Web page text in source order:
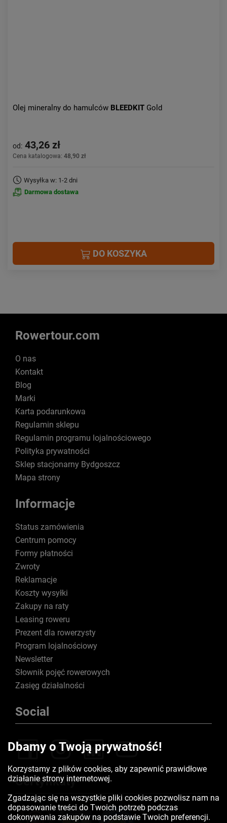
Olej mineralny do hamulców BLEEDKIT Gold
od: 43,26 zł
Cena katalogowa: 48,90 zł
Wysyłka w: 1-2 dni
Darmowa dostawa
DO KOSZYKA
Rowertour.com
O nas
Kontakt
Blog
Marki
Karta podarunkowa
Regulamin sklepu
Regulamin programu lojalnościowego
Polityka prywatności
Sklep stacjonarny Bydgoszcz
Mapa strony
Informacje
Status zamówienia
Centrum pomocy
Formy płatności
Zwroty
Reklamacje
Koszty wysyłki
Zakupy na raty
Leasing roweru
Prezent dla rowerzysty
Program lojalnościowy
Newsletter
Słownik pojęć rowerowych
Zasięg działalności
Social
Certyfikaty
Dbamy o Twoją prywatność!
Korzystamy z plików cookies, aby zapewnić prawidłowe
działanie strony internetowej.
Zgadzając się na wszystkie pliki cookies pozwolisz nam na
dopasowanie treści do Twoich potrzeb podczas
dokonywania zakupów na podstawie Twoich preferencji.